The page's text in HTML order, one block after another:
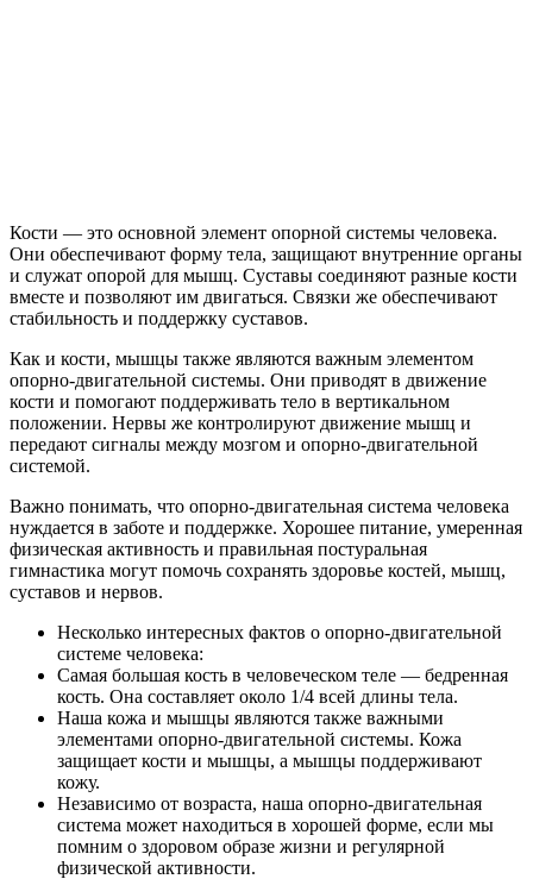
Кости — это основной элемент опорной системы человека.
Они обеспечивают форму тела, защищают внутренние органы
и служат опорой для мышц. Суставы соединяют разные кости
вместе и позволяют им двигаться. Связки же обеспечивают
стабильность и поддержку суставов.
Как и кости, мышцы также являются важным элементом
опорно-двигательной системы. Они приводят в движение
кости и помогают поддерживать тело в вертикальном
положении. Нервы же контролируют движение мышц и
передают сигналы между мозгом и опорно-двигательной
системой.
Важно понимать, что опорно-двигательная система человека
нуждается в заботе и поддержке. Хорошее питание, умеренная
физическая активность и правильная постуральная
гимнастика могут помочь сохранять здоровье костей, мышц,
суставов и нервов.
Несколько интересных фактов о опорно-двигательной
системе человека:
Самая большая кость в человеческом теле — бедренная
кость. Она составляет около 1/4 всей длины тела.
Наша кожа и мышцы являются также важными
элементами опорно-двигательной системы. Кожа
защищает кости и мышцы, а мышцы поддерживают
кожу.
Независимо от возраста, наша опорно-двигательная
система может находиться в хорошей форме, если мы
помним о здоровом образе жизни и регулярной
физической активности.